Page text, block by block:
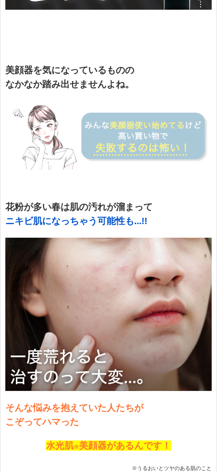
美顔器を気になっているものの
なかなか踏み出せませんよね。
花粉が多い春は肌の汚れが溜まって
ニキビ肌になっちゃう可能性も...!!
そんな悩みを抱えていた人たちが
こぞってハマった
水光肌※美顔器があるんです！
※うるおいとツヤのある肌のこと